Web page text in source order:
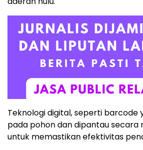
Teknologi digital, seperti barcode
pada pohon dan dipantau secara
untuk memastikan efektivitas